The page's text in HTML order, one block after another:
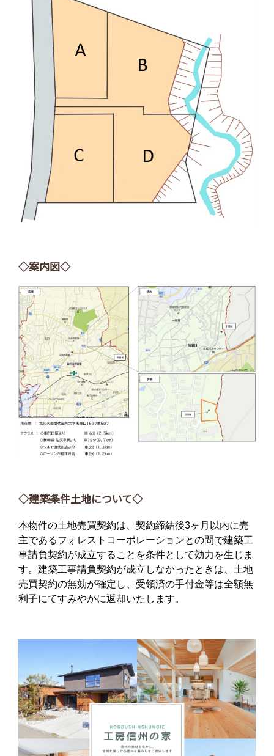
◇案内図◇
◇建築条件土地について◇
本物件の土地売買契約は、契約締結後3ヶ月以内に売
主であるフォレストコーポレーションとの間で建築工
事請負契約が成立することを条件として効力を生じま
す。建築工事請負契約が成立しなかったときは、土地
売買契約の無効が確定し、受領済の手付金等は全額無
利子にてすみやかに返却いたします。